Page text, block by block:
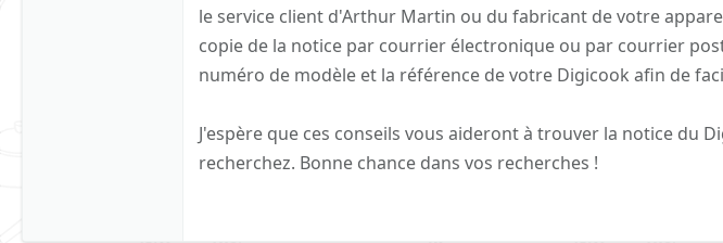
le service client d'Arthur Martin ou du fabricant de votre
copie de la notice par courrier électronique ou par courrier
numéro de modèle et la référence de votre Digicook afin de
J'espère que ces conseils vous aideront à trouver la notice du
recherchez. Bonne chance dans vos recherches !